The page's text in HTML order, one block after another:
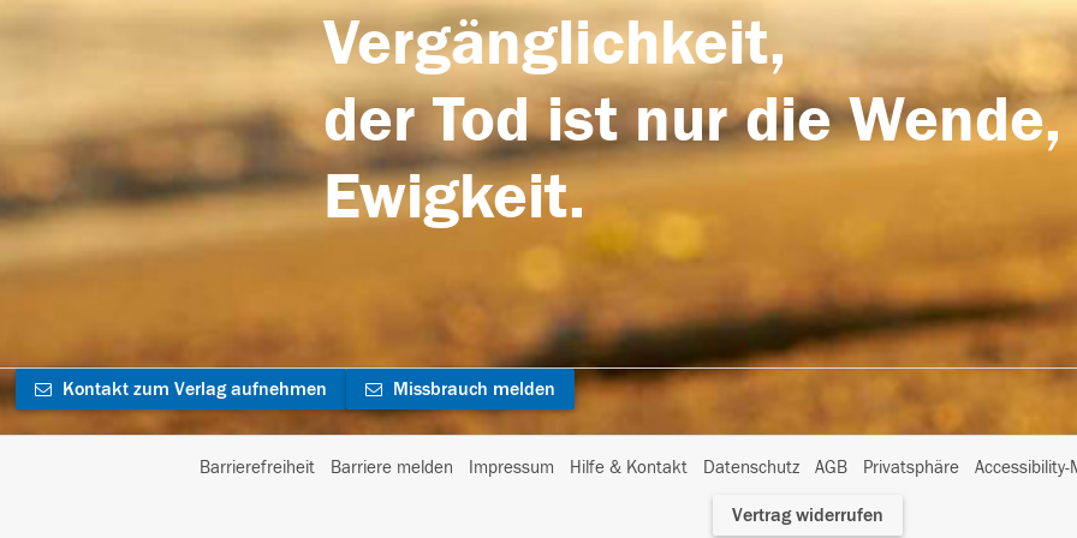
Vergänglichkeit,
der Tod ist nur die
Ewigkeit.
Kontakt zum Verlag aufnehmen Missbrauch melden
Barrierefreiheit Barriere melden Impressum Hilfe & Kontakt Datenschutz AGB Privatsphäre
I
Vertrag widerrufen